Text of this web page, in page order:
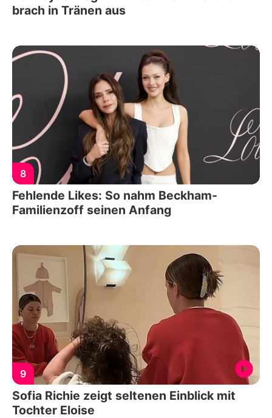
brach in Tränen aus
8
Fehlende Likes: So nahm Beckham-
Familienzoff seinen Anfang
9
Sofia Richie zeigt seltenen Einblick mit
Tochter Eloise